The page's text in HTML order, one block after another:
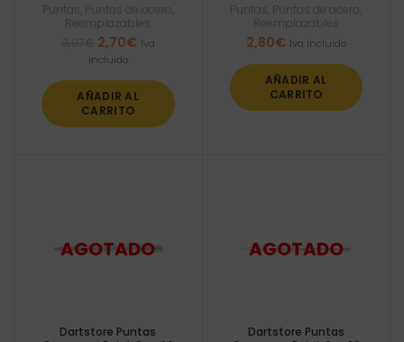
Puntas Puntas de acero
Reemplazables
El
precio
era:
3,07€.
2,70€El
es:
Iva
incluido
AÑADIR AL
CARRITO
Puntas Puntas de acero
Reemplazables
2,80€ Iva incluido
AÑADIR AL
CARRITO
Dartstore Puntas
Dartstore Puntas